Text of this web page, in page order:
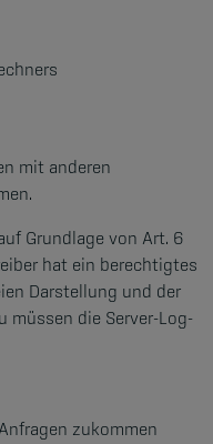
mit anderen
Grundlage von Art. 6
hat ein berechtigtes
Darstellung und der
müssen die Server-Log-
zukommen